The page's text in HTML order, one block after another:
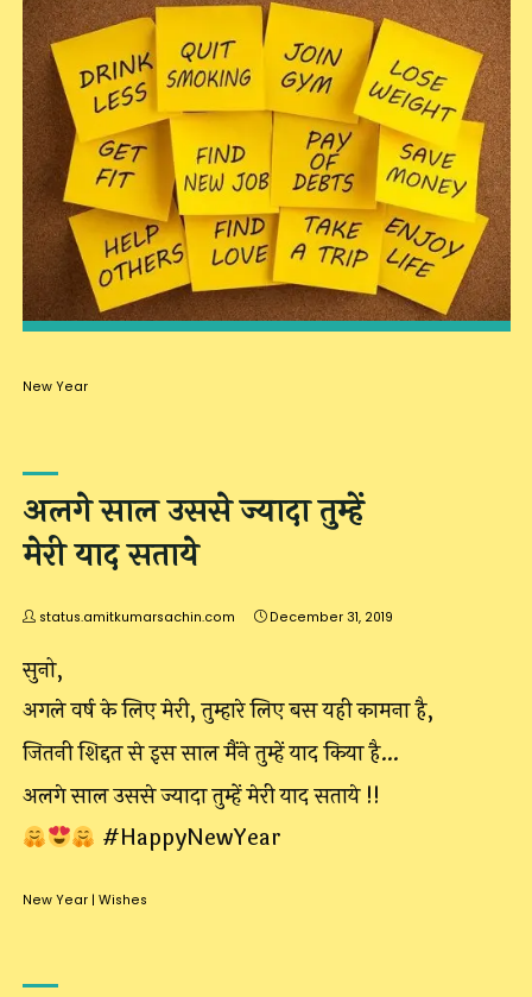
New Year
अलगे साल उससे ज्यादा तुम्हें
मेरी याद सताये
status.amitkumarsachin.com December 31, 2019
सुनो,
अगले वर्ष के लिए मेरी, तुम्हारे लिए बस यही कामना है,
जितनी शिद्दत से इस साल मैंने तुम्हें याद किया है…
अलगे साल उससे ज्यादा तुम्हें मेरी याद सताये !!
#HappyNewYear
New Year | Wishes